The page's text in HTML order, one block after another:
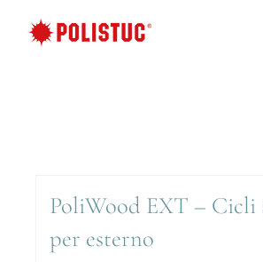
PoliWood EXT –
per esterno